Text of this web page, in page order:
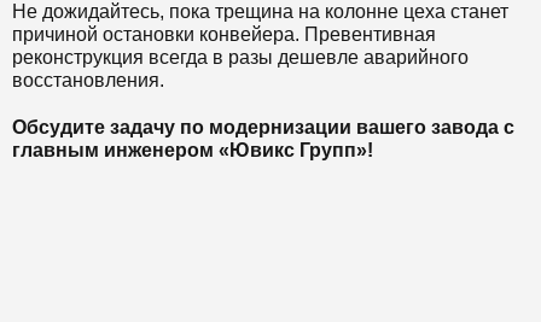
Не дожидайтесь, пока трещина на колонне цеха станет
причиной остановки конвейера. Превентивная
реконструкция всегда в разы дешевле аварийного
восстановления.
Обсудите задачу по модернизации вашего завода с
главным инженером «Ювикс Групп»!